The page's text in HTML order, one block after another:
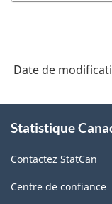
Date de
propos
ce
site
Statistique
Contactez StatCan
Centre de confiance